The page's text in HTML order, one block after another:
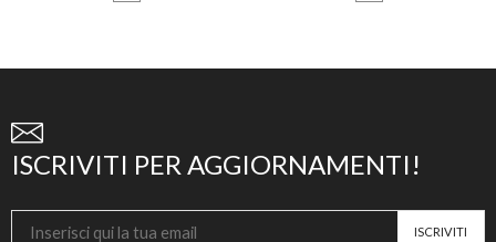
ISCRIVITI PER AGGIORNAMENTI!